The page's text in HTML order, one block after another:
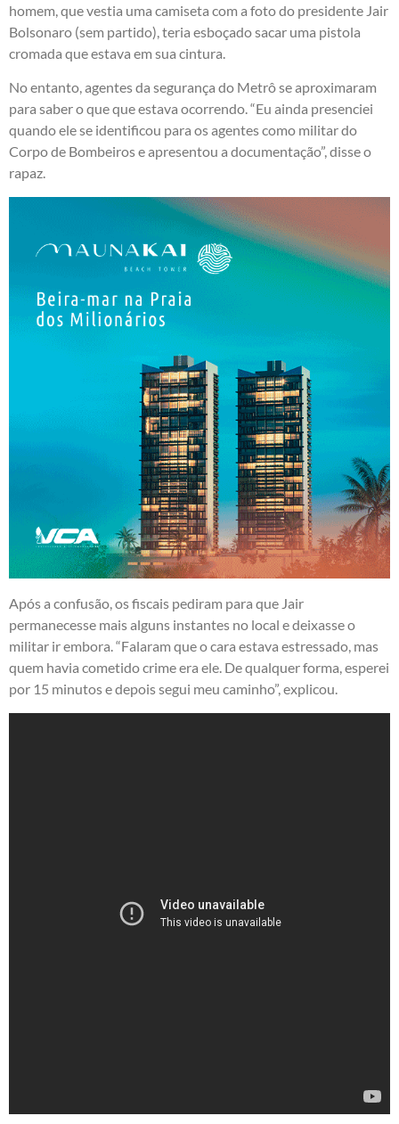
homem, que vestia uma camiseta com a foto do presidente Jair
Bolsonaro (sem partido), teria esboçado sacar uma pistola
cromada que estava em sua cintura.
No entanto, agentes da segurança do Metrô se aproximaram
para saber o que que estava ocorrendo. “Eu ainda presenciei
quando ele se identificou para os agentes como militar do
Corpo de Bombeiros e apresentou a documentação”, disse o
rapaz.
Após a confusão, os fiscais pediram para que Jair
permanecesse mais alguns instantes no local e deixasse o
militar ir embora. “Falaram que o cara estava estressado, mas
quem havia cometido crime era ele. De qualquer forma, esperei
por 15 minutos e depois segui meu caminho”, explicou.